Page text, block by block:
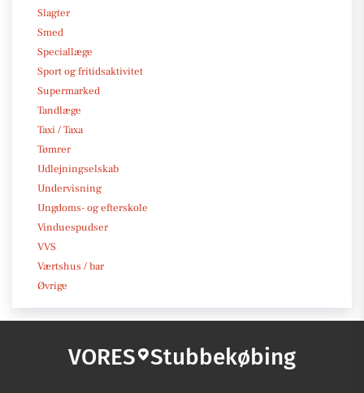
Slagter
Smed
Speciallæge
Sport og fritidsaktivitet
Supermarked
Tandlæge
Taxi / Taxa
Tømrer
Udlejningselskab
Undervisning
Ungdoms- og efterskole
Vinduespudser
VVS
Værtshus / bar
Øvrige
VORES Stubbekøbing